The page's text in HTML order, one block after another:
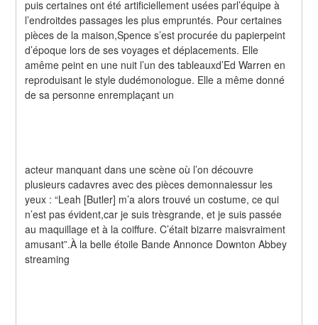
puis certaines ont été artificiellement usées parl’équipe à
l’endroitdes passages les plus empruntés. Pour certaines
pièces de la maison,Spence s’est procurée du papierpeint
d’époque lors de ses voyages et déplacements. Elle
amême peint en une nuit l’un des tableauxd’Ed Warren en
reproduisant le style dudémonologue. Elle a même donné
de sa personne enremplaçant un
acteur manquant dans une scène où l’on découvre
plusieurs cadavres avec des pièces demonnaiessur les
yeux : “Leah [Butler] m’a alors trouvé un costume, ce qui
n’est pas évident,car je suis trèsgrande, et je suis passée
au maquillage et à la coiffure. C’était bizarre maisvraiment
amusant”.À la belle étoile Bande Annonce Downton Abbey
streaming